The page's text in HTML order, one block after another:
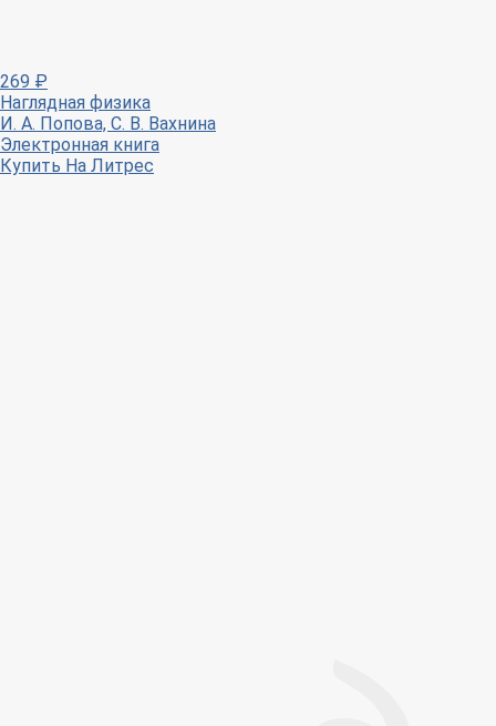
269 ₽
Наглядная физика
И. А. Попова, С. В. Вахнина
Электронная книга
Купить На Литрес